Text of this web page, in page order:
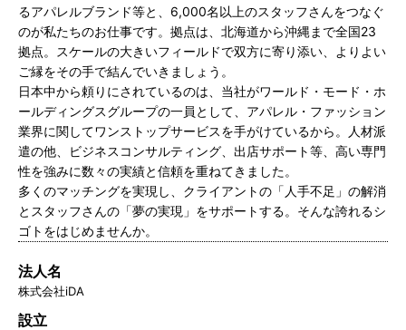
るアパレルブランド等と、6,000名以上のスタッフさんをつなぐ
のが私たちのお仕事です。拠点は、北海道から沖縄まで全国23
拠点。スケールの大きいフィールドで双方に寄り添い、よりよい
ご縁をその手で結んでいきましょう。
日本中から頼りにされているのは、当社がワールド・モード・ホ
ールディングスグループの一員として、アパレル・ファッション
業界に関してワンストップサービスを手がけているから。人材派
遣の他、ビジネスコンサルティング、出店サポート等、高い専門
性を強みに数々の実績と信頼を重ねてきました。
多くのマッチングを実現し、クライアントの「人手不足」の解消
とスタッフさんの「夢の実現」をサポートする。そんな誇れるシ
ゴトをはじめませんか。
法人名
株式会社iDA
設立